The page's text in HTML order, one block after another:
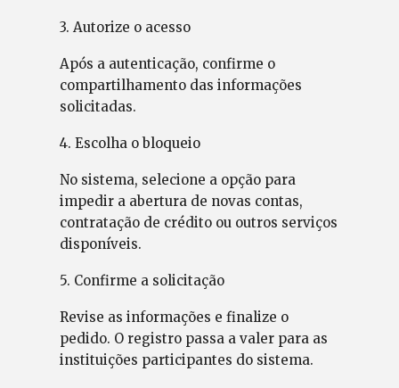
3. Autorize o acesso
Após a autenticação, confirme o
compartilhamento das informações
solicitadas.
4. Escolha o bloqueio
No sistema, selecione a opção para
impedir a abertura de novas contas,
contratação de crédito ou outros serviços
disponíveis.
5. Confirme a solicitação
Revise as informações e finalize o
pedido. O registro passa a valer para as
instituições participantes do sistema.